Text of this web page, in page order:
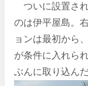
ついに設置さ
のは伊平屋島。
ョンは最初から
が条件に入れら
ぶんに取り込ん